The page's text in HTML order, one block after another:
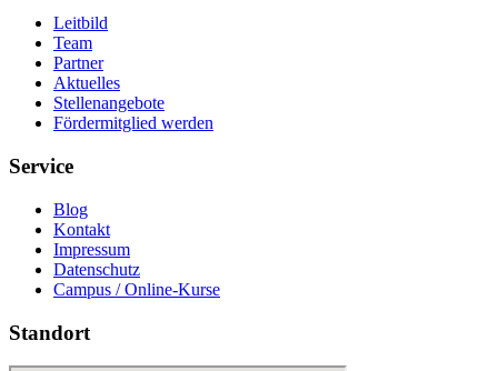
Leitbild
Team
Partner
Aktuelles
Stellenangebote
Fördermitglied werden
Service
Blog
Kontakt
Impressum
Datenschutz
Campus / Online-Kurse
Standort